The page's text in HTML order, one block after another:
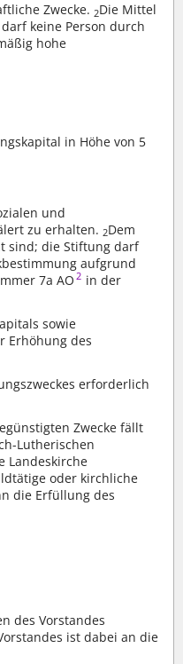
Zwecke. 2Die Mittel
darf keine Person durch
hohe
in Höhe von 5
und
zu erhalten. 2Dem
sind; die Stiftung darf
aufgrund
7a AO 2 in der
sowie
Erhöhung des
erforderlich
Zwecke fällt
Lutherischen
Landeskirche
oder kirchliche
die Erfüllung des
des Vorstandes
ist dabei an die